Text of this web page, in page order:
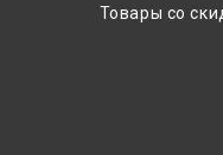
Товары со